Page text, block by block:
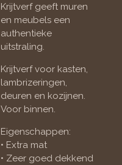
Krijtverf geeft muren
en meubels een
authentieke
uitstraling.
Krijtverf voor kasten,
lambrizeringen,
deuren en kozijnen.
Voor binnen.
Eigenschappen:
• Extra mat
• Zeer goed dekkend